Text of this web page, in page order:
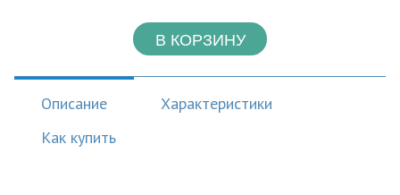
В КОРЗИНУ
Описание
Характеристики
Как купить